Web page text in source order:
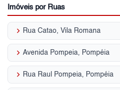
Imóveis por Ruas
keyboard_arrow_right Rua Catao, Vila Romana
keyboard_arrow_right Avenida Pompeia, Pompéia
keyboard_arrow_right Rua Raul Pompeia, Pompéia